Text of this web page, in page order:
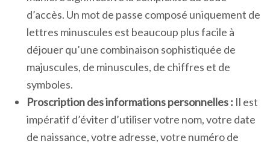
d’accès. Un mot de passe composé uniquement de
lettres minuscules est beaucoup plus facile à
déjouer qu’une combinaison sophistiquée de
majuscules, de minuscules, de chiffres et de
symboles.
Proscription des informations personnelles : Il est
impératif d’éviter d’utiliser votre nom, votre date
de naissance, votre adresse, votre numéro de